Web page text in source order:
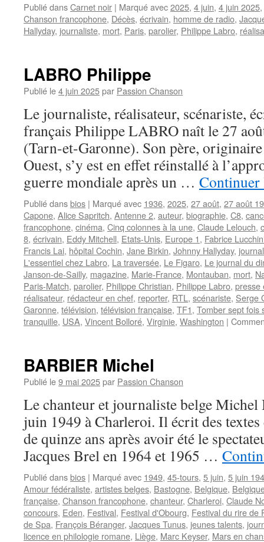
Publié dansCarnet noir | Marqué avec2025, 4 juin, 4 juin 2025,
Chanson francophone, Décès, écrivain, homme de radio,
Hallyday, journaliste, mort, Paris, parolier, Philippe Labro,
LABRO Philippe
Publié le4 juin 2025par Passion Chanson
Le journaliste, réalisateur, scénariste,
français Philippe LABRO naît le 27
(Tarn-et-Garonne). Son père,
Ouest, s’y est en effet réinstallé à
guerre mondiale après un …
Publié dansbios | Marqué avec 1936, 2025, 27 août, 27 août
Capone, Alice Sapritch, Antenne 2, auteur, biographie, C8,
francophone, cinéma, Cinq colonnes à la une, Claude Lelouch,
8, écrivain, Eddy Mitchell, Etats-Unis, Europe 1, Fabrice
Francis Lai, hôpital Cochin, Jane Birkin, Johnny Hallyday,
L'essentiel chez Labro, La traversée, Le Figaro, Le journal du
Janson-de-Sailly, magazine, Marie-France, Montauban, mort,
Paris-Match, parolier, Philippe Christian, Philippe Labro, presse
réalisateur, rédacteur en chef, reporter, RTL , scénariste, Serge
Garonne, télévision, télévision française, TF1, Tomber sept fois
tranquille, USA, Vincent Bolloré, Virginie, Washington |
BARBIER Michel
Publié le9 mai 2025par Passion Chanson
Le chanteur et journaliste belge
juin 1949 à Charleroi. Il écrit des textes
de quinze ans après avoir été le
Jacques Brel en 1964 et 1965 …
Publié dansbios | Marqué avec 1949, 45-tours, 5 juin, 5 juin
Amour fédéraliste, artistes belges, Bastogne, Belgique,
française, Chanson francophone, chanteur, Charleroi, Claude
concours, Eden, Festival, Festival d'Obourg, Festival du rire de
de Spa, François Béranger, Jacques Tunus, jeunes talents,
licence en philologie romane, Liège, Marc Keyser, Mars en